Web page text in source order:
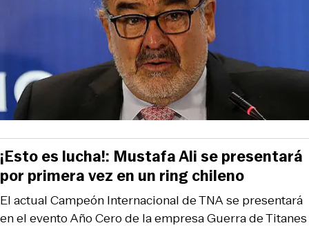
El actual Campeón Internacional de TNA se presentará
en el evento Año Cero de la empresa Guerra de Titanes
¡Esto es lucha!: Mustafa Ali se presentará
por primera vez en un ring chileno